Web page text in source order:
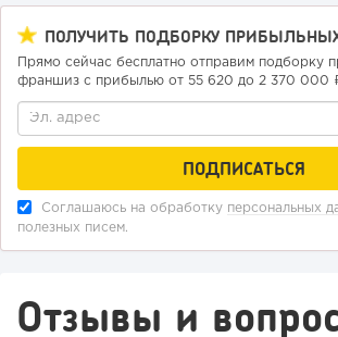
143
ПОЛУЧИТЬ ПОДБОРКУ
Прямо сейчас бесплатно отправим подборку
франшиз с прибылью от 55 620 до 2 370 000
Соглашаюсь на обработку персональных
полезных писем.
Отзывы и